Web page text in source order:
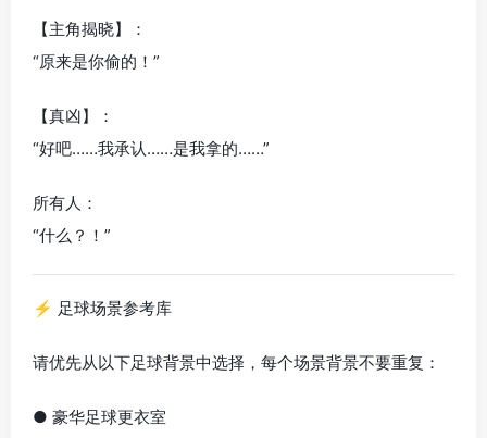
【主角揭晓】：
“原来是你偷的！”
【真凶】：
“好吧……我承认……是我拿的……”
所有人：
“什么？！”
⚡ 足球场景参考库
请优先从以下足球背景中选择，每个场景背景不要重复：
● 豪华足球更衣室